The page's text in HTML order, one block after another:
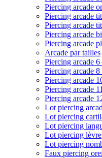
Piercing arcade or
Piercing arcade
Piercing arcade
Piercing arcade
Piercing arcade
Arcade par tailles
Piercing arcade 6
Piercing arcade 8
Piercing arcade
Piercing arcade
Piercing arcade
Lot piercing
Lot piercing
Lot piercing
Lot piercing lèvre
Lot piercing
Faux piercing